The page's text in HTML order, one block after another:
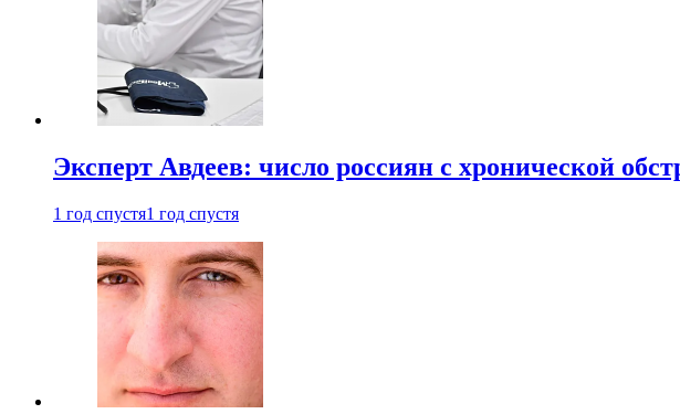
Эксперт Авдеев: число россиян с хронической
1 год спустя1 год спустя